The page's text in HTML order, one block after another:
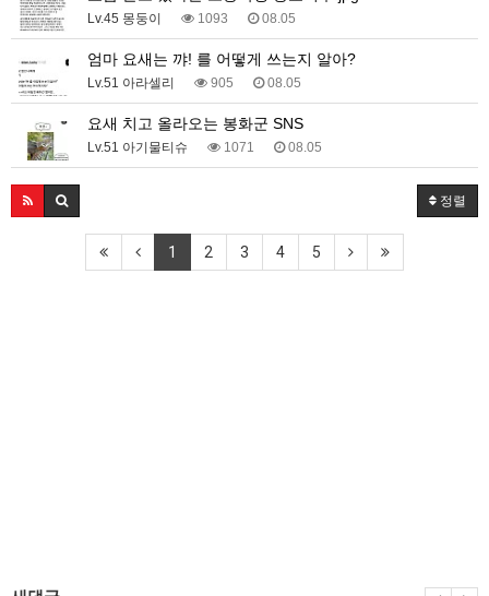
Lv.45 몽둥이 1093 08.05
엄마 요새는 꺄! 를 어떻게 쓰는지 알아?
Lv.51 아라셀리 905 08.05
요새 치고 올라오는 봉화군 SNS
Lv.51 아기물티슈 1071 08.05
정렬
1 2 3 4 5